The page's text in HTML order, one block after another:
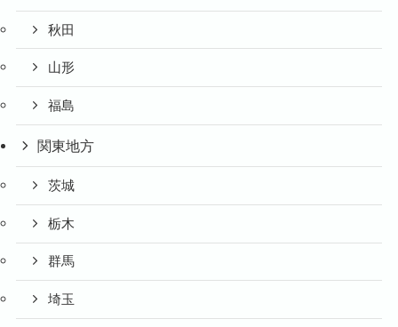
秋田
山形
福島
関東地方
茨城
栃木
群馬
埼玉